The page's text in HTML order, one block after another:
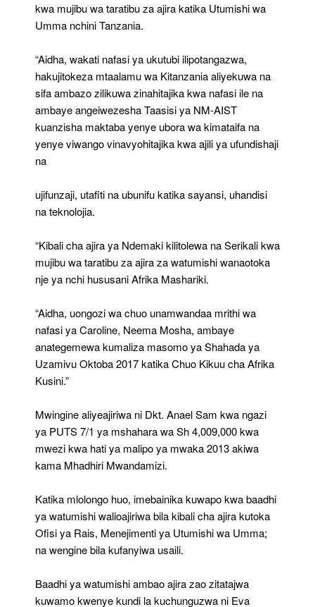
kwa mujibu wa taratibu za ajira katika Utumishi wa
Umma nchini Tanzania.
“Aidha, wakati nafasi ya ukutubi ilipotangazwa,
hakujitokeza mtaalamu wa Kitanzania aliyekuwa na
sifa ambazo zilikuwa zinahitajika kwa nafasi ile na
ambaye angeiwezesha Taasisi ya NM-AIST
kuanzisha maktaba yenye ubora wa kimataifa na
yenye viwango vinavyohitajika kwa ajili ya ufundishaji
na
ujifunzaji, utafiti na ubunifu katika sayansi, uhandisi
na teknolojia.
“Kibali cha ajira ya Ndemaki kilitolewa na Serikali kwa
mujibu wa taratibu za ajira za watumishi wanaotoka
nje ya nchi hususani Afrika Mashariki.
“Aidha, uongozi wa chuo unamwandaa mrithi wa
nafasi ya Caroline, Neema Mosha, ambaye
anategemewa kumaliza masomo ya Shahada ya
Uzamivu Oktoba 2017 katika Chuo Kikuu cha Afrika
Kusini.”
Mwingine aliyeajiriwa ni Dkt. Anael Sam kwa ngazi
ya PUTS 7/1 ya mshahara wa Sh 4,009,000 kwa
mwezi kwa hati ya malipo ya mwaka 2013 akiwa
kama Mhadhiri Mwandamizi.
Katika mlolongo huo, imebainika kuwapo kwa baadhi
ya watumishi walioajiriwa bila kibali cha ajira kutoka
Ofisi ya Rais, Menejimenti ya Utumishi wa Umma;
na wengine bila kufanyiwa usaili.
Baadhi ya watumishi ambao ajira zao zitatajwa
kuwamo kwenye kundi la kuchunguzwa ni Eva